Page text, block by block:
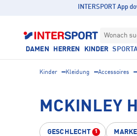
INTERSPORT App
Wonach
DAMEN HERREN KINDER
Kinder Kleidung Accessoires
MCKINLEY
GESCHLECHT 1 MARKE